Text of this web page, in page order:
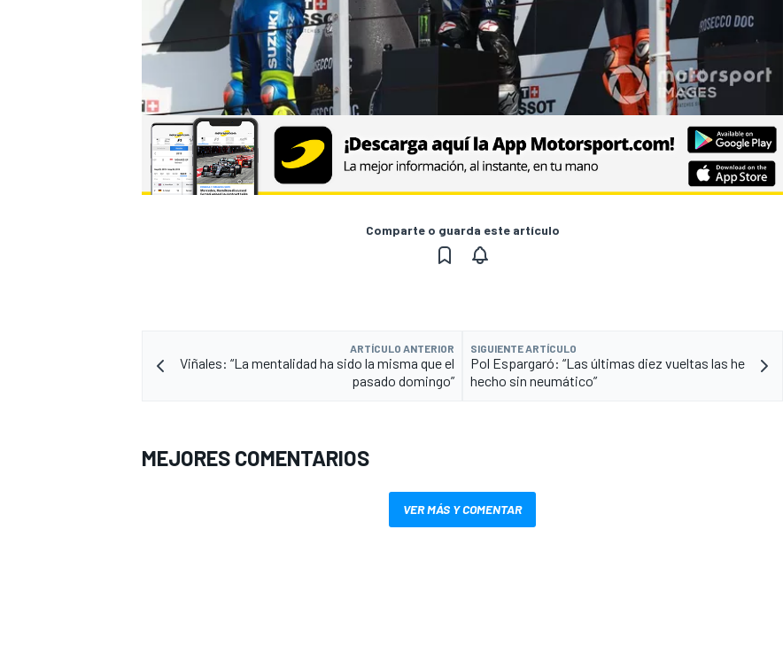
Comparte o guarda este artículo
ARTÍCULO ANTERIOR
Viñales: “La mentalidad ha sido la misma que el
pasado domingo”
SIGUIENTE ARTÍCULO
Pol Espargaró: “Las últimas diez vueltas las he
hecho sin neumático”
MEJORES COMENTARIOS
VER MÁS Y COMENTAR